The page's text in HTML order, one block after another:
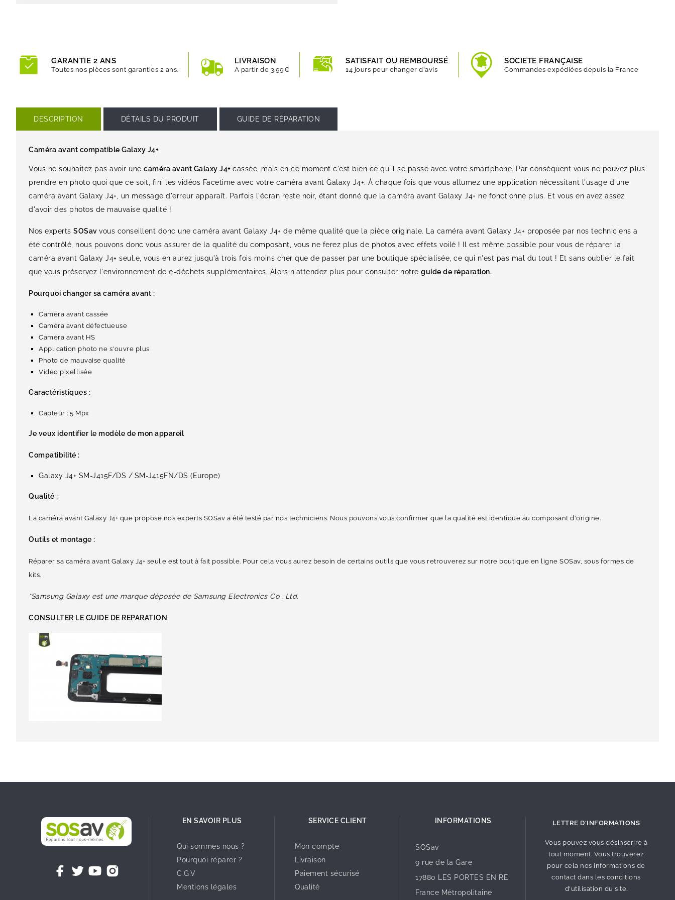
GARANTIE 2 ANS
Toutes nos pièces sont garanties 2 ans.
LIVRAISON
A partir de 3.99€
SATISFAIT OU REMBOURSÉ
14 jours pour changer d'avis
SOCIETE FRANÇAISE
Commandes expédiées depuis la France
DESCRIPTION DÉTAILS DU PRODUIT GUIDE DE RÉPARATION
Caméra avant compatible Galaxy J4+
Vous ne souhaitez pas avoir une caméra avant Galaxy J4+ cassée, mais en ce moment c'est bien ce qu'il se passe avec votre smartphone. Par conséquent vous ne pouvez plus
prendre en photo quoi que ce soit, fini les vidéos Facetime avec votre caméra avant Galaxy J4+. À chaque fois que vous allumez une application nécessitant l'usage d'une
caméra avant Galaxy J4+, un message d'erreur apparaît. Parfois l'écran reste noir, étant donné que la caméra avant Galaxy J4+ ne fonctionne plus. Et vous en avez assez
d'avoir des photos de mauvaise qualité !
Nos experts SOSav vous conseillent donc une caméra avant Galaxy J4+ de même qualité que la pièce originale. La caméra avant Galaxy J4+ proposée par nos techniciens a
été contrôlé, nous pouvons donc vous assurer de la qualité du composant, vous ne ferez plus de photos avec effets voilé ! Il est même possible pour vous de réparer la
caméra avant Galaxy J4+ seul.e, vous en aurez jusqu'à trois fois moins cher que de passer par une boutique spécialisée, ce qui n'est pas mal du tout ! Et sans oublier le fait
que vous préservez l'environnement de e-déchets supplémentaires. Alors n'attendez plus pour consulter notre guide de réparation.
Pourquoi changer sa caméra avant :
Caméra avant cassée
Caméra avant défectueuse
Caméra avant HS
Application photo ne s'ouvre plus
Photo de mauvaise qualité
Vidéo pixellisée
Caractéristiques :
Capteur : 5 Mpx
Je veux identifier le modèle de mon appareil
Compatibilité :
Galaxy J4+ SM-J415F/DS / SM-J415FN/DS (Europe)
Qualité :
La caméra avant Galaxy J4+ que propose nos experts SOSav a été testé par nos techniciens. Nous pouvons vous confirmer que la qualité est identique au composant d'origine.
Outils et montage :
Réparer sa caméra avant Galaxy J4+ seul.e est tout à fait possible. Pour cela vous aurez besoin de certains outils que vous retrouverez sur notre boutique en ligne SOSav, sous formes de
kits.
*Samsung Galaxy est une marque déposée de Samsung Electronics Co., Ltd.
CONSULTER LE GUIDE DE REPARATION
EN SAVOIR PLUS
Qui sommes nous ?
Pourquoi réparer ?
C.G.V
Mentions légales
SERVICE CLIENT
Mon compte
Livraison
Paiement sécurisé
Qualité
INFORMATIONS
SOSav
9 rue de la Gare
17880 LES PORTES EN RE
France Métropolitaine
LETTRE D'INFORMATIONS
Vous pouvez vous désinscrire à
tout moment. Vous trouverez
pour cela nos informations de
contact dans les conditions
d'utilisation du site.